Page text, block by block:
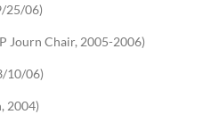
25/06)
Journ Chair, 2005-2006)
10/06)
2004)